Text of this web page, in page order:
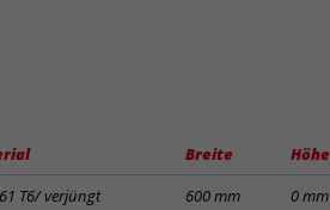
Breite Höhe
T6/ verjüngt 600 mm 0 mm